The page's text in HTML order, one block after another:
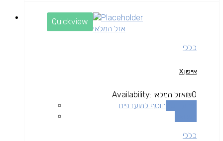
Quickview
אזל המלאי
כללי
אייפון X
₪0
Availability: אזל המלאי
הוסף למועדפים
כללי